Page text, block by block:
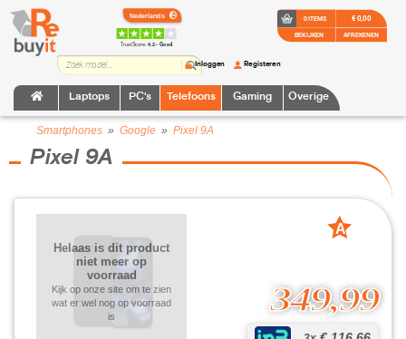
TrustScore:4.2 • Goed
Laptops PC's Telefoons Gaming Overige
Inloggen Registeren
0 ITEMS
BEKIJKEN
€ 0,00
AFREKENEN
Smartphones » Google » Pixel 9A
Pixel 9A
349,99
Helaas is dit product
niet meer op
voorraad
Kijk op onze site om te zien
wat er wel nog op voorraad
is
A